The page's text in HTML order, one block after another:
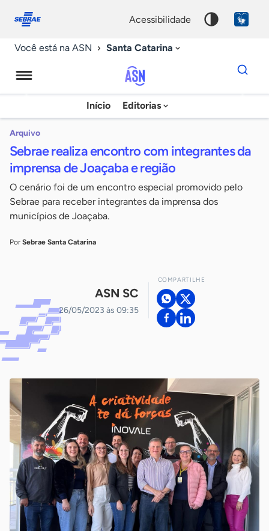
conosco
acessibilidade
Você está na ASN Santa Catarina
Agência
Sebrae
Notícias
Início Editorias
Dados
para
chave
Arquivo
Sebrae realiza encontro com integrantes da
imprensa de Joaçaba e região
O cenário foi de um encontro especial promovido pelo
Sebrae para receber integrantes da imprensa dos
municípios de Joaçaba.
Por Sebrae Santa Catarina
ASN SC
26/05/2023 às 09:35
COMPARTILHE